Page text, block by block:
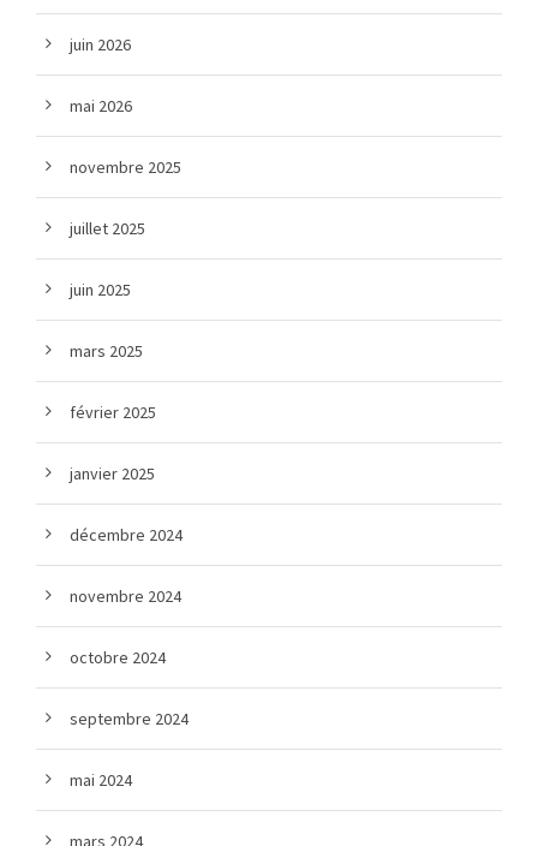
juin 2026
mai 2026
novembre 2025
juillet 2025
juin 2025
mars 2025
février 2025
janvier 2025
décembre 2024
novembre 2024
octobre 2024
septembre 2024
mai 2024
mars 2024